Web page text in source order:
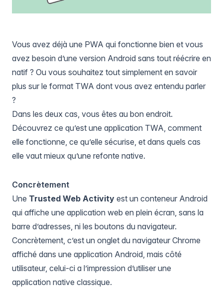
Vous avez déjà une PWA qui fonctionne bien et vous
avez besoin d’une version Android sans tout réécrire en
natif ? Ou vous souhaitez tout simplement en savoir
plus sur le format TWA dont vous avez entendu parler
?
Dans les deux cas, vous êtes au bon endroit.
Découvrez ce qu’est une application TWA, comment
elle fonctionne, ce qu’elle sécurise, et dans quels cas
elle vaut mieux qu’une refonte native.
Concrètement
Une Trusted Web Activity est un conteneur Android
qui affiche une application web en plein écran, sans la
barre d’adresses, ni les boutons du navigateur.
Concrètement, c’est un onglet du navigateur Chrome
affiché dans une application Android, mais côté
utilisateur, celui-ci a l’impression d’utiliser une
application native classique.